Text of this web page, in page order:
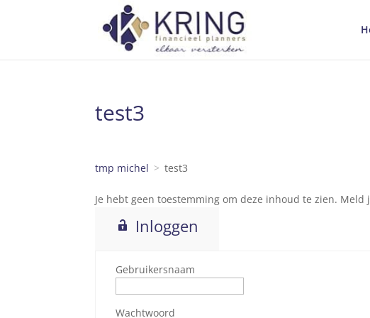
test3
tmp michel test3
Je hebt geen toestemming om deze inhoud te zien.
Inloggen
Gebruikersnaam
Wachtwoord